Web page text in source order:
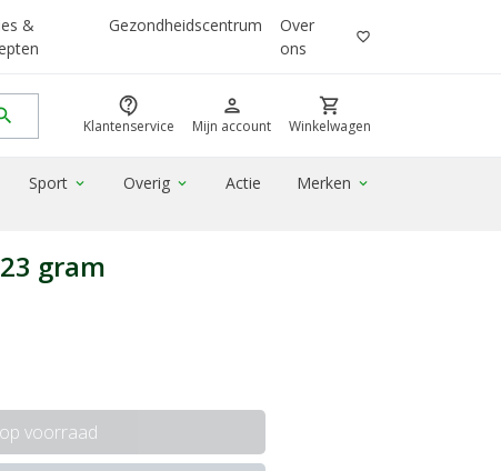
&
Gezondheidscentrum
Over
ons
favorite_border
contact_support
Klantenservice
person
Mijn account
shopping_cart
Winkelwagen
Sport expand_more Overig expand_more Actie Merken expand_more
gram
voorraad